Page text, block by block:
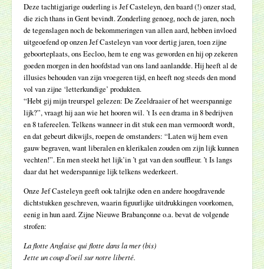
Deze tachtigjarige ouderling is Jef Casteleyn, den baard (!) onzer stad,
die zich thans in Gent bevindt. Zonderling genoeg, noch de jaren, noch
de tegenslagen noch de bekommeringen van allen aard, hebben invloed
uitgeoefend op onzen Jef Casteleyn van voor dertig jaren, toen zijne
geboorteplaats, ons Eecloo, hem te eng was geworden en hij op zekeren
goeden morgen in den hoofdstad van ons land aanlandde. Hij heeft al de
illusies behouden van zijn vroegeren tijd, en heeft nog steeds den mond
vol van zijne ‘letterkundige’ produkten.
“Hebt gij mijn treurspel gelezen: De Zeeldraaier of het weerspannige
lijk?”, vraagt hij aan wie het hooren wil. ’t Is een drama in 8 bedrijven
en 8 tafereelen. Telkens wanneer in dit stuk een man vermoordt wordt,
en dat gebeurt dikwijls, roepen de omstanders: “Laten wij hem even
gauw begraven, want liberalen en klerikalen zouden om zijn lijk kunnen
vechten!”. En men steekt het lijk’in ’t gat van den souffleur. ’t Is langs
daar dat het wederspannige lijk telkens wederkeert.
Onze Jef Casteleyn geeft ook talrijke oden en andere hoogdravende
dichtstukken geschreven, waarin figuurlijke uitdrukkingen voorkomen,
eenig in hun aard. Zijne Nieuwe Brabançonne o.a. bevat de volgende
strofen:
La flotte Anglaise qui flotte dans la mer (bis)
Jette un coup d’oeil sur notre liberté.